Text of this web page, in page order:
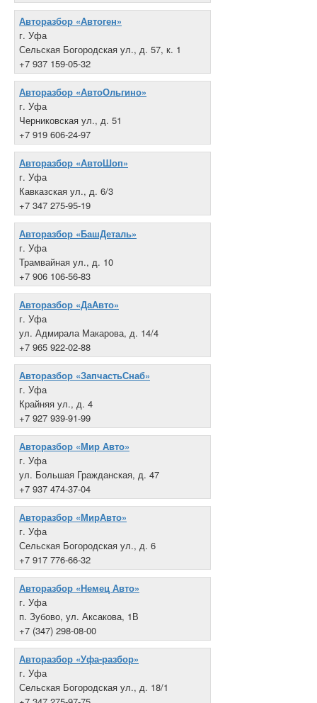
Авторазбор «Автоген»
г. Уфа
Сельская Богородская ул., д. 57, к. 1
+7 937 159-05-32
Авторазбор «АвтоОльгино»
г. Уфа
Черниковская ул., д. 51
+7 919 606-24-97
Авторазбор «АвтоШоп»
г. Уфа
Кавказская ул., д. 6/3
+7 347 275-95-19
Авторазбор «БашДеталь»
г. Уфа
Трамвайная ул., д. 10
+7 906 106-56-83
Авторазбор «ДаАвто»
г. Уфа
ул. Адмирала Макарова, д. 14/4
+7 965 922-02-88
Авторазбор «ЗапчастьСнаб»
г. Уфа
Крайняя ул., д. 4
+7 927 939-91-99
Авторазбор «Мир Авто»
г. Уфа
ул. Большая Гражданская, д. 47
+7 937 474-37-04
Авторазбор «МирАвто»
г. Уфа
Сельская Богородская ул., д. 6
+7 917 776-66-32
Авторазбор «Немец Авто»
г. Уфа
п. Зубово, ул. Аксакова, 1В
+7 (347) 298-08-00
Авторазбор «Уфа-разбор»
г. Уфа
Сельская Богородская ул., д. 18/1